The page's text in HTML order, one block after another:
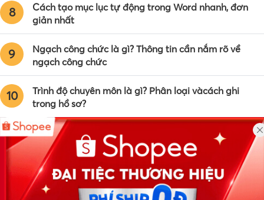
8
Cách tạo mục lục tự động trong Word nhanh, đơn
giản nhất
9
Ngạch công chức là gì? Thông tin cần nắm rõ về
ngạch công chức
10
Trình độ chuyên môn là gì? Phân loại vàcách ghi
trong hồ sơ?
Công ty TNHH Eyeplus Online